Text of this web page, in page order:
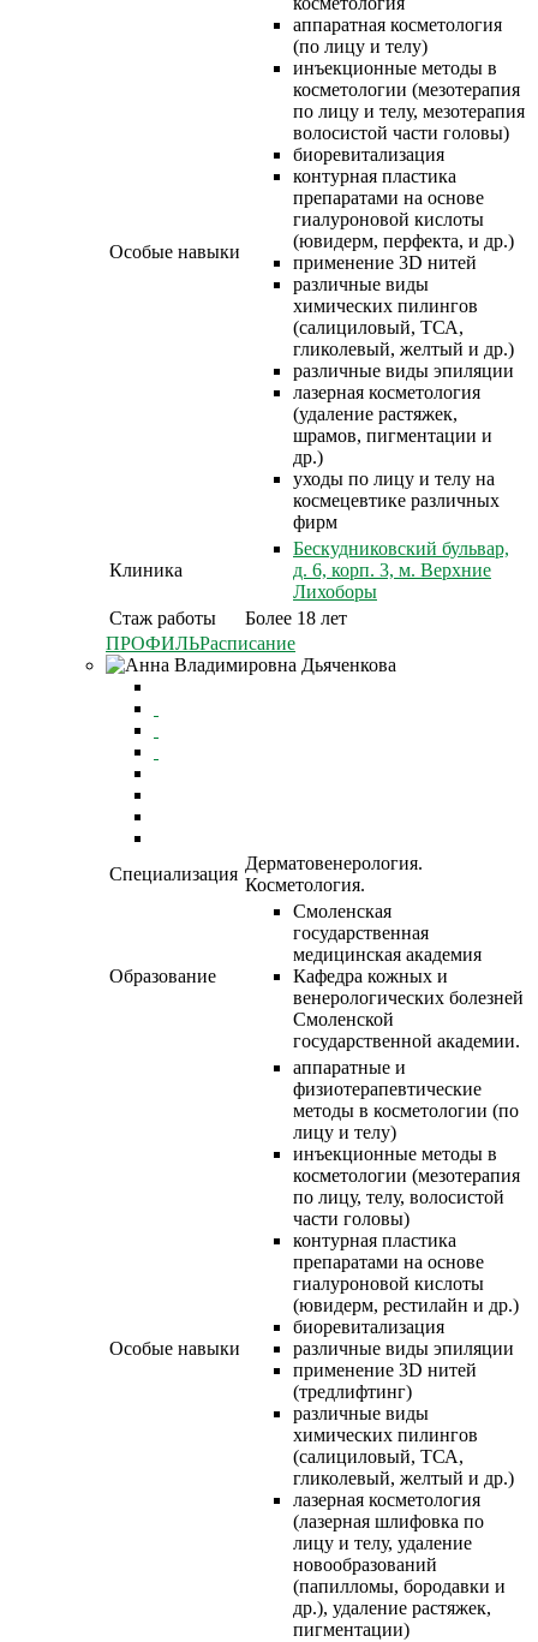
Особые навыки
аппаратная косметология
(по лицу и телу)
инъекционные методы в
косметологии (мезотерапия
по лицу и телу, мезотерапия
волосистой части головы)
биоревитализация
контурная пластика
препаратами на основе
гиалуроновой кислоты
(ювидерм, перфекта, и др.)
применение 3D нитей
различные виды
химических пилингов
(салициловый, ТСА,
гликолевый, желтый и др.)
различные виды эпиляции
лазерная косметология
(удаление растяжек,
шрамов, пигментации и
др.)
уходы по лицу и телу на
космецевтике различных
фирм
Клиника
Бескудниковский бульвар,
д. 6, корп. 3, м. Верхние
Лихоборы
Стаж работы
Более 18 лет
ПРОФИЛЬРасписание
Специализация
Дерматовенерология.
Косметология.
Образование
Смоленская
государственная
медицинская академия
Кафедра кожных и
венерологических болезней
Смоленской
государственной академии.
Особые навыки
аппаратные и
физиотерапевтические
методы в косметологии (по
лицу и телу)
инъекционные методы в
косметологии (мезотерапия
по лицу, телу, волосистой
части головы)
контурная пластика
препаратами на основе
гиалуроновой кислоты
(ювидерм, рестилайн и др.)
биоревитализация
различные виды эпиляции
применение 3D нитей
(тредлифтинг)
различные виды
химических пилингов
(салициловый, ТСА,
гликолевый, желтый и др.)
лазерная косметология
(лазерная шлифовка по
лицу и телу, удаление
новообразований
(папилломы, бородавки и
др.), удаление растяжек,
пигментации)